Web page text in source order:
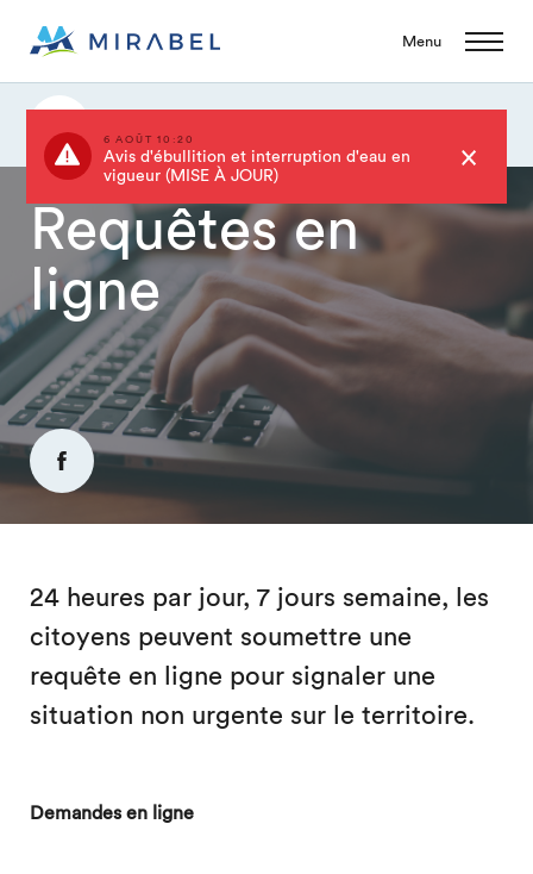
Menu
6 AOÛT 10:20
Avis d'ébullition et interruption d'eau en
vigueur (MISE À JOUR)
Requêtes en
ligne
24 heures par jour, 7 jours semaine, les
citoyens peuvent soumettre une
requête en ligne pour signaler une
situation non urgente sur le territoire.
Demandes en ligne